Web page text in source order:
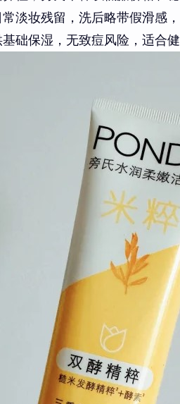
淡妆残留，洗后略带假滑感
基础保湿，无致痘风险，适合